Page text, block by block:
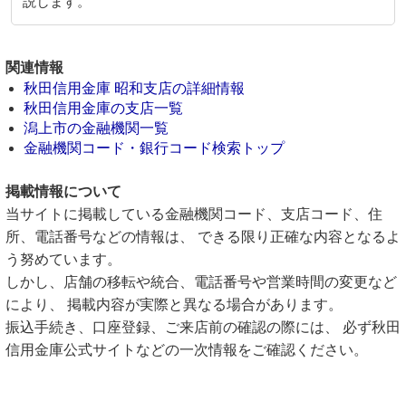
関連情報
秋田信用金庫 昭和支店の詳細情報
秋田信用金庫の支店一覧
潟上市の金融機関一覧
金融機関コード・銀行コード検索トップ
掲載情報について
当サイトに掲載している金融機関コード、支店コード、住
所、電話番号などの情報は、 できる限り正確な内容となるよ
う努めています。
しかし、店舗の移転や統合、電話番号や営業時間の変更など
により、 掲載内容が実際と異なる場合があります。
振込手続き、口座登録、ご来店前の確認の際には、 必ず秋田
信用金庫公式サイトなどの一次情報をご確認ください。